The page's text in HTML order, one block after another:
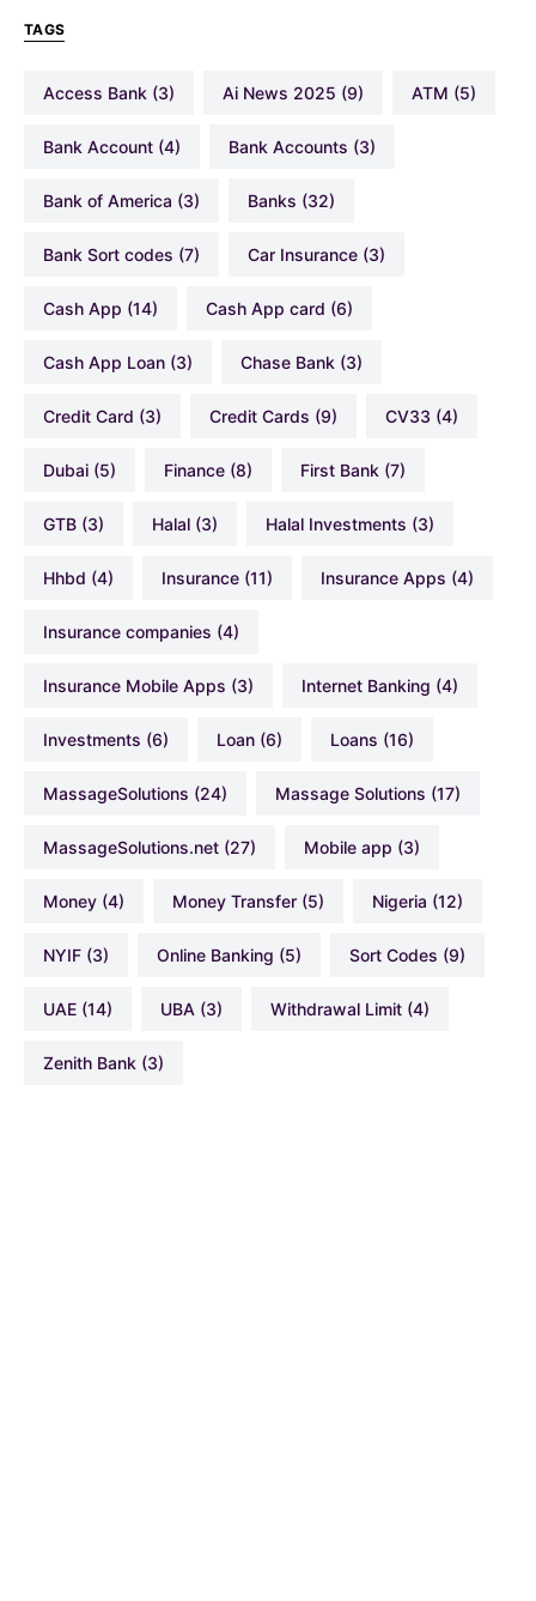
TAGS
Access Bank (3) Ai News 2025 (9) ATM (5)
Bank Account (4) Bank Accounts (3)
Bank of America (3) Banks (32)
Bank Sort codes (7) Car Insurance (3)
Cash App (14) Cash App card (6)
Cash App Loan (3) Chase Bank (3)
Credit Card (3) Credit Cards (9) CV33 (4)
Dubai (5) Finance (8) First Bank (7)
GTB (3) Halal (3) Halal Investments (3)
hhbd (4) Insurance (11) Insurance Apps (4)
Insurance companies (4)
Insurance Mobile Apps (3) Internet Banking (4)
Investments (6) Loan (6) Loans (16)
MassageSolutions (24) Massage Solutions (17)
MassageSolutions.net (27) Mobile app (3)
Money (4) Money Transfer (5) Nigeria (12)
NYIF (3) Online Banking (5) Sort Codes (9)
UAE (14) UBA (3) Withdrawal Limit (4)
Zenith Bank (3)